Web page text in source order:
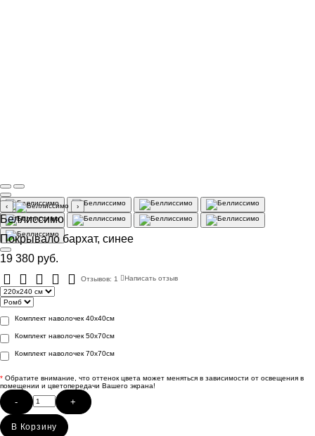
‹ ›
Беллиссимо
Покрывало бархат, синее
19 380 руб.
Отзывов: 1 Написать отзыв
Комплект наволочек 40х40см
Комплект наволочек 50х70см
Комплект наволочек 70х70см
* Обратите внимание, что оттенок цвета может меняться в зависимости от освещения в
помещении и цветопередачи Вашего экрана!
- +
В Корзину